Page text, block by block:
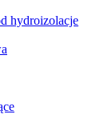
hydroizolacje